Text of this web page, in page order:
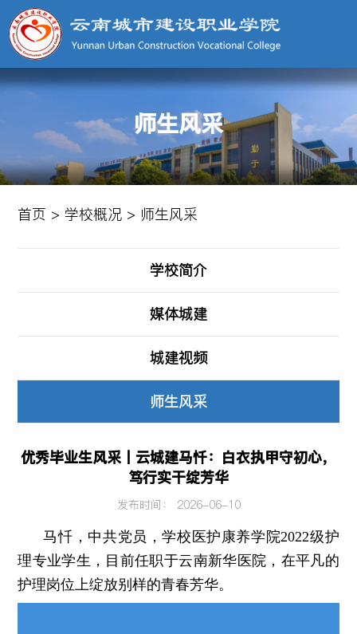
师生风采
首页 > 学校概况 > 师生风采
学校简介
媒体城建
城建视频
师生风采
优秀毕业生风采丨云城建马忏：白衣执甲守初心，
笃行实干绽芳华
发布时间： 2026-06-10
马忏，中共党员，学校医护康养学院2022级护
理专业学生，目前任职于云南新华医院，在平凡的
护理岗位上绽放别样的青春芳华。